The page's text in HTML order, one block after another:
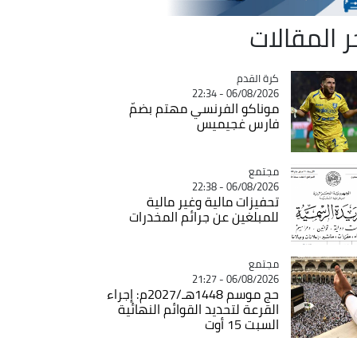
المقالات
Catégorie
كرة القدم
06/08/2026 - 22:34
موناكو الفرنسي مهتم بضمّ
فارس غجيميس
Catégorie
مجتمع
06/08/2026 - 22:38
تحفيزات مالية وغير مالية
للمبلغين عن جرائم المخدرات
Catégorie
مجتمع
06/08/2026 - 21:27
حج موسم 1448هـ/2027م: إجراء
القرعة لتحديد القوائم النهائية
السبت 15 أوت